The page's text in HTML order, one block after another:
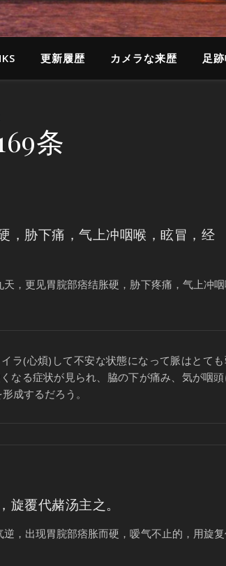
更新履歴 カメラな来歴 足
条
，胁下痛，气上冲咽喉，眩冒，经
，更见胃脘部痞结胀硬，胁下疼痛，气上冲咽
ラ(心煩)して不安な状態になって脈はとても
なる症状が見られ、脇の下が痛み、気が咽
成するだろう。
覆代赭汤主之。
，出现胃脘部痞胀而硬，嗳气不止的，用旋